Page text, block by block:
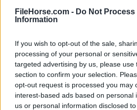
FileHorse.com - Do Not Process
Information
If you wish to opt-out of the sale,
processing of your personal or
targeted advertising by us, please use
section to confirm your selection.
opt-out request is processed you may
interest-based ads based on personal
us or personal information disclosed
Para aquellos interesados en
simplemente hazclic aquí.
Todas las versiones antiguas
sitio web son completamente
disponibles para su descarga sin